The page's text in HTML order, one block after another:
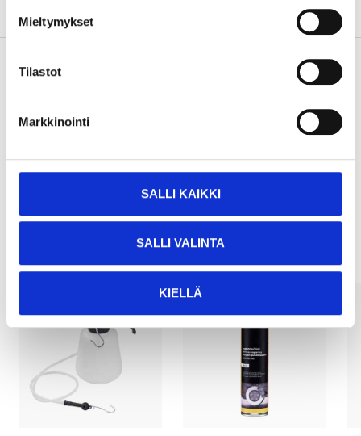
Mieltymykset
Tilastot
Markkinointi
SALLI KAIKKI
SALLI VALINTA
KIELLÄ
Köp & Hämta i ditt varuhus inom 2 timmar!
Andra kunder köpte också